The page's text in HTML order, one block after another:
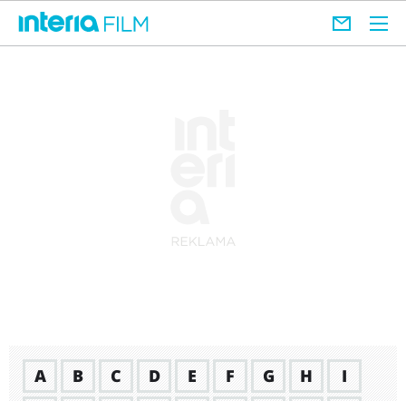
A B C D E F G H
I